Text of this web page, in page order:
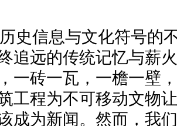
史信息与文化符号的
追远的传统记忆与薪
一砖一瓦，一檐一壁
工程为不可移动文物
成为新闻。然而，我